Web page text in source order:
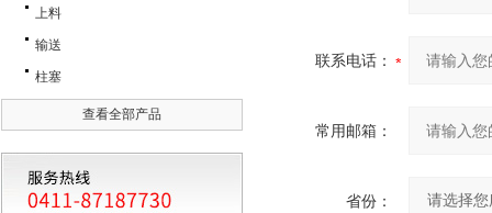
上料
输送
柱塞
查看全部产品
联系电话：
常用邮箱：
省份：